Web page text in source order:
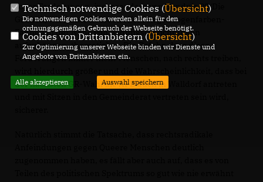
sogar Forderungen, insbesondere von Bündnis 90/Die
Grünen, wie Bunte Zebrastreifen, Regenbogenfarben-
Fahnen in der Nähe von Bildungseinrichtungen
aufzuhängen, thematisiert. Die Gefahr, dass diese
Forderungen immer mehr Menschen, nach rechts treiben,
der nächsten GR-Wahl die AFD auch in Walldorf antreten
Technisch notwendige Cookies (Übersicht)
Die notwendigen Cookies werden allein für den
ordnungsgemäßen Gebrauch der Webseite benötigt.
Cookies von Drittanbietern (Übersicht)
Zur Optimierung unserer Webseite binden wir Dienste und
Angebote von Drittanbietern ein.
Alle akzeptieren Auswahl speichern